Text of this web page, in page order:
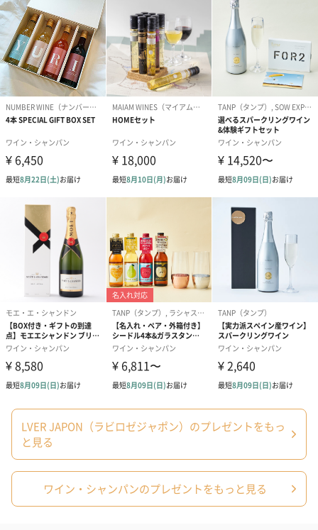
保存方法
冷暗所にて保管、開栓前に7～9℃に1日以上冷蔵くだ
さい。
製造国
フランス
サイズ
商品本体：長さ75mm×幅75mm×高さ333mm
パッケージ：長さ120mm×幅120mm×高さ350mm
重量
商品本体：1350g
パッケージ込：1450g
パッケージに
ついて
外装：直方体紙箱(ワイン箱)
同梱物：商品説明、リーフレット
注意事項
20歳未満の方への酒類の販売は法律で禁止されていま
商品オプション情報
紙袋
※ワインボトルのみ入れる紙袋は化粧箱が入らない大きさの紙袋
となりますので、お届きになりましたら化粧箱からワインボトル
を取り出してご利用ください。
あり【フルボトル用】ワインボ
トルのみ入れる紙袋（110円）
あり【フルボトル用】化粧
箱ごと入れる紙袋（220円）
LVER JAPON（ラビロゼジャポン）のプレゼントをもっ
と見る
ワイン・シャンパンのプレゼントをもっと見る